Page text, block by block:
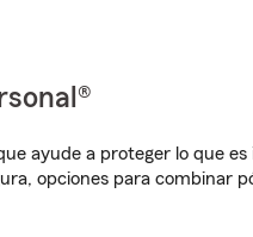
ayude a proteger lo que
opciones para combinar